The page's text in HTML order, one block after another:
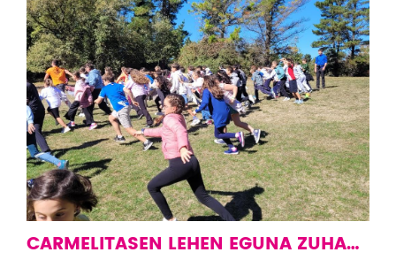
CARMELITASEN LEHEN EGUNA ZUHATZAN